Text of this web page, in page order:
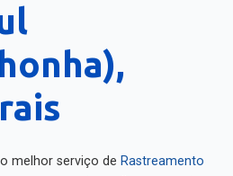
melhor serviço de Rastreamento